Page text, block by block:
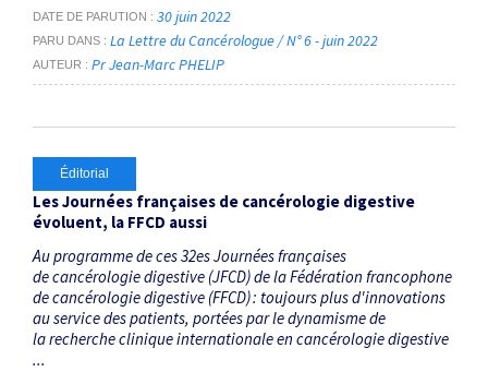
DATE DE PARUTION 30 juin 2022
PARU DANS La Lettre du Cancérologue / N° 6 - juin 2022
AUTEUR Pr Jean-Marc PHELIP
Éditorial
Les Journées françaises de cancérologie digestive
évoluent, la FFCD aussi
Au programme de ces 32es Journées françaises
de cancérologie digestive (JFCD) de la Fédération francophone
de cancérologie digestive (FFCD) : toujours plus d'innovations
au service des patients, portées par le dynamisme de
la recherche clinique internationale en cancérologie digestive
...